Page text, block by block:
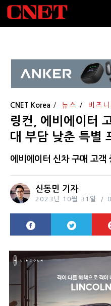
CNET Korea 뉴스 비즈니
링컨, 에비에이터
대 부담 낮춘 특별
에비에이터 신차 구매 고
신동민 기자
2023년 10월 31일